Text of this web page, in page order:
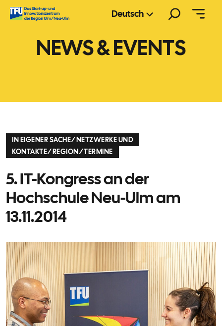
Zum
Inhalt
Deutsch
NEWS & EVENTS
IN EIGENER SACHE/NETZWERKE UND
KONTAKTE/REGION/TERMINE
5. IT-Kongress an der
Hochschule Neu-Ulm am
13.11.2014